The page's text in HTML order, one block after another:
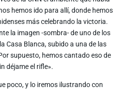
hemos ido para allí, donde hemos
más celebrando la victoria.
la imagen -sombra- de uno de los
Casa Blanca, subido a una de las
supuesto, hemos cantado eso de
déjame el rifle».
poco, y lo iremos ilustrando con